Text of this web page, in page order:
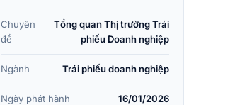
Chuyên
đề
Tổng quan Thị trường Trái
phiếu Doanh nghiệp
Ngành Trái phiếu doanh nghiệp
Ngày phát hành 16/01/2026